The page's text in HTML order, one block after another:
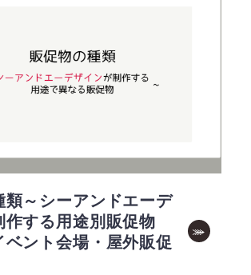
類～シーアンドエーデ
する用途別販促物
ベント会場・屋外販促